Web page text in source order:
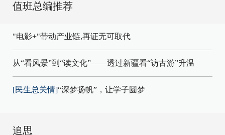
值班总编推荐
"电影+"带动产业链,再证无可取代
从“看风景”到“读文化”——透过新疆看“访古游”升温
[民生总关情]“深梦扬帆”，让学子圆梦
追思